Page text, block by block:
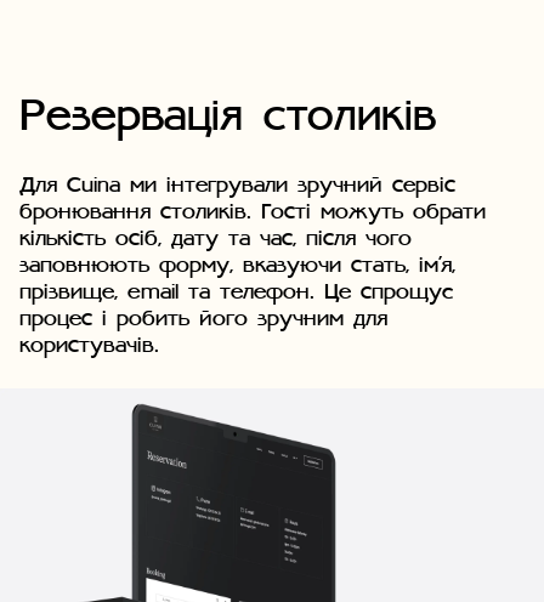
Резервація столиків
Для Cuina ми інтегрували зручний сервіс
бронювання столиків. Гості можуть обрати
кількість осіб, дату та час, після чого
заповнюють форму, вказуючи стать, ім'я,
прізвище, email та телефон. Це спрощує
процес і робить його зручним для
користувачів.